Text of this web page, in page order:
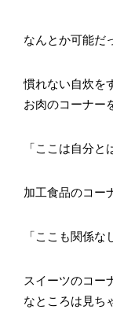
なんとか可能だ
慣れない自炊を
お肉のコーナー
「ここは自分と
加工食品のコー
「ここも関係な
スイーツのコー
なところは見ち